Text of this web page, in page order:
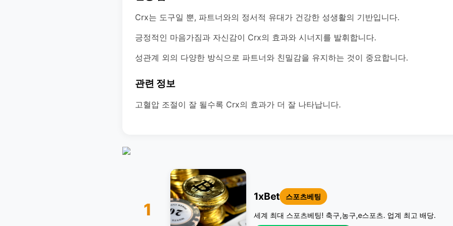
Crx는 도구일 뿐, 파트너와의 정서적 유대가 건강한 성생활의 기반입니다.
긍정적인 마음가짐과 자신감이 Crx의 효과와 시너지를 발휘합니다.
성관계 외의 다양한 방식으로 파트너와 친밀감을 유지하는 것이 중요합니다.
관련 정보
고혈압 조절이 잘 될수록 Crx의 효과가 더 잘 나타납니다.
1
1xBet 스포츠베팅
세계 최대 스포츠베팅! 축구,농구,e스포츠. 업계 최고 배당.